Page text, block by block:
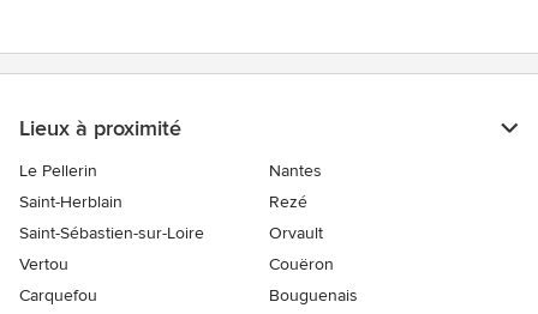
Lieux à proximité
Le Pellerin
Nantes
Saint-Herblain
Rezé
Saint-Sébastien-sur-Loire
Orvault
Vertou
Couëron
Carquefou
Bouguenais